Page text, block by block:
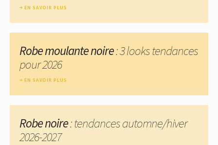
EN SAVOIR PLUS
Robe moulante noire: 3 looks tendances
pour 2026
EN SAVOIR PLUS
Robe noire: tendances automne/hiver
2026-2027